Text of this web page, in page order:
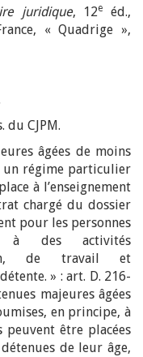
juridique, 12e
éd.,
« Quadrige »,
du CJPM.
âgées de moins
un régime particulier
à l’enseignement
chargé du dossier
pour les personnes
à des activités
de travail et
» : art. D. 216-
majeures âgées
en principe, à
peuvent être placées
de leur âge,